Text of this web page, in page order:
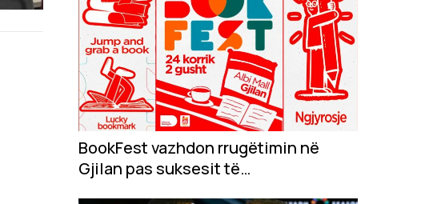
BookFest vazhdon rrugëtimin në
Gjilan pas suksesit të